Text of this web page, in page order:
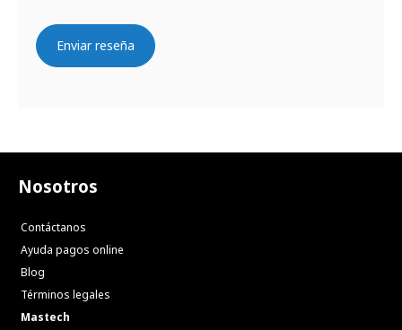
Enviar reseña
Nosotros
Contáctanos
Ayuda pagos online
Blog
Términos legales
Mastech